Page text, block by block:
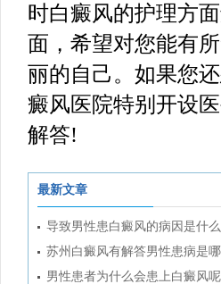
时白癜风的护理方
面，希望对您能有
丽的自己。如果您
癜风医院特别开设
解答!
最新文章
导致男性患白癜风的病因是什么
苏州白癜风有解答男性患病是
男性患者为什么会患上白癜风呢